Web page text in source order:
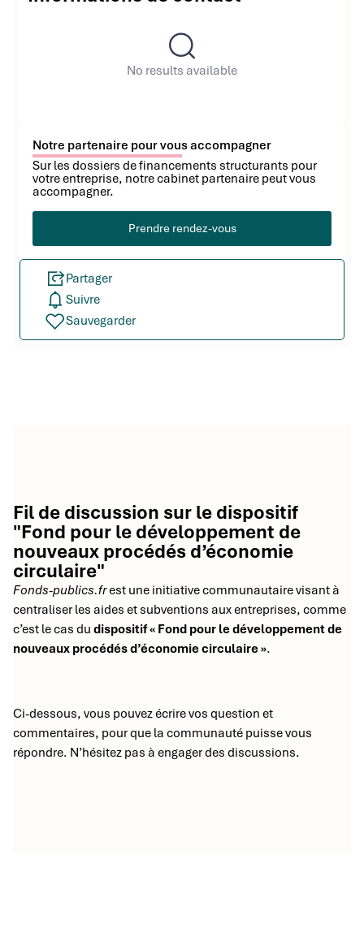
No results available
Notre partenaire pour vous accompagner
Sur les dossiers de financements structurants pour
votre entreprise, notre cabinet partenaire peut vous
accompagner.
Prendre rendez-vous
Partager
Suivre
Sauvegarder
Fil de discussion sur le dispositif
"Fond pour le développement de
nouveaux procédés d’économie
circulaire"
Fonds-publics.frest une initiative communautaire visant à
centraliser les aides et subventions aux entreprises, comme
c’est le cas du dispositif « Fond pour le développement de
nouveaux procédés d’économie circulaire ».
Ci-dessous, vous pouvez écrire vos question et
commentaires, pour que la communauté puisse vous
répondre. N’hésitez pas à engager des discussions.